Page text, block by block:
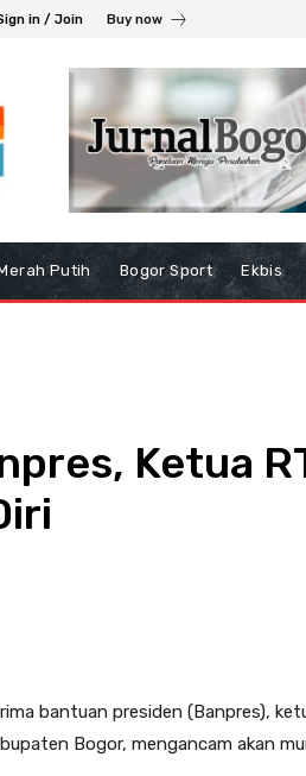
in / Join Buy now
Putih Bogor Sport Ekbis
Ketua
bantuan presiden (Banpres),
Bogor, mengancam akan